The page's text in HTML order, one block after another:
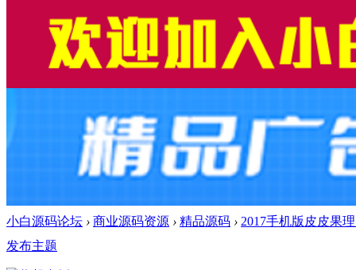
小白源码论坛 › 商业源码资源 › 精品源码 › 2017手机版皮皮果
发布主题